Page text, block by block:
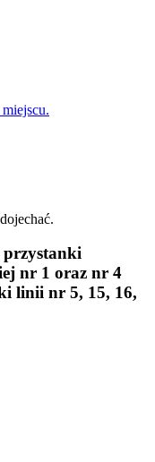
przystanki
nr 1 oraz nr 4
linii nr 5, 15, 16,